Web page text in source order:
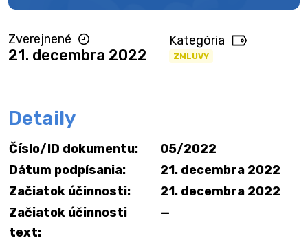
Zverejnené
21. decembra 2022
Kategória
ZMLUVY
Detaily
Číslo/ID dokumentu:
05/2022
Dátum podpísania:
21. decembra 2022
Začiatok účinnosti:
21. decembra 2022
Začiatok účinnosti
text:
—